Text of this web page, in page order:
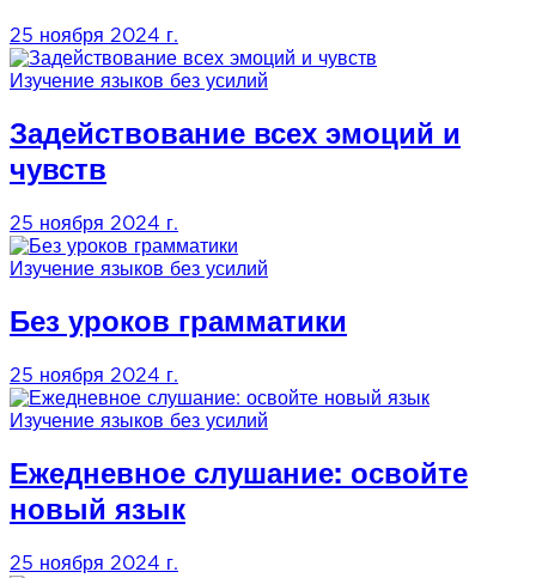
25 ноября 2024 г.
Изучение языков без усилий
Задействование всех эмоций и
чувств
25 ноября 2024 г.
Изучение языков без усилий
Без уроков грамматики
25 ноября 2024 г.
Изучение языков без усилий
Ежедневное слушание: освойте
новый язык
25 ноября 2024 г.